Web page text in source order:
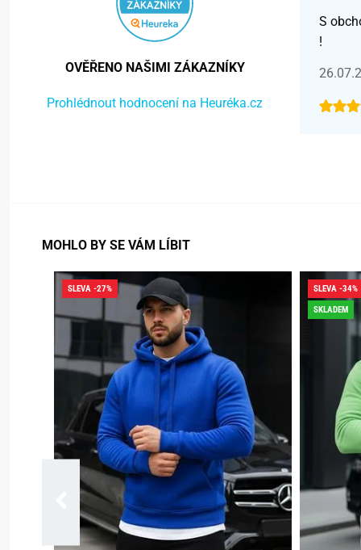
OVĚŘENO NAŠIMI ZÁKAZNÍKY
Prohlédnout hodnocení na Heuréka.cz
S
!
MOHLO BY SE VÁM LÍBIT
SLEVA -27%
SLEVA -34%
SKLADEM